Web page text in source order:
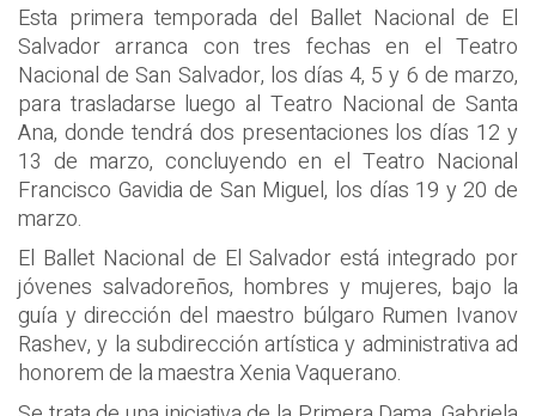
Esta primera temporada del Ballet Nacional de El
Salvador arranca con tres fechas en el Teatro
Nacional de San Salvador, los días 4, 5 y 6 de marzo,
para trasladarse luego al Teatro Nacional de Santa
Ana, donde tendrá dos presentaciones los días 12 y
13 de marzo, concluyendo en el Teatro Nacional
Francisco Gavidia de San Miguel, los días 19 y 20 de
marzo.
El Ballet Nacional de El Salvador está integrado por
jóvenes salvadoreños, hombres y mujeres, bajo la
guía y dirección del maestro búlgaro Rumen Ivanov
Rashev, y la subdirección artística y administrativa ad
honorem de la maestra Xenia Vaquerano.